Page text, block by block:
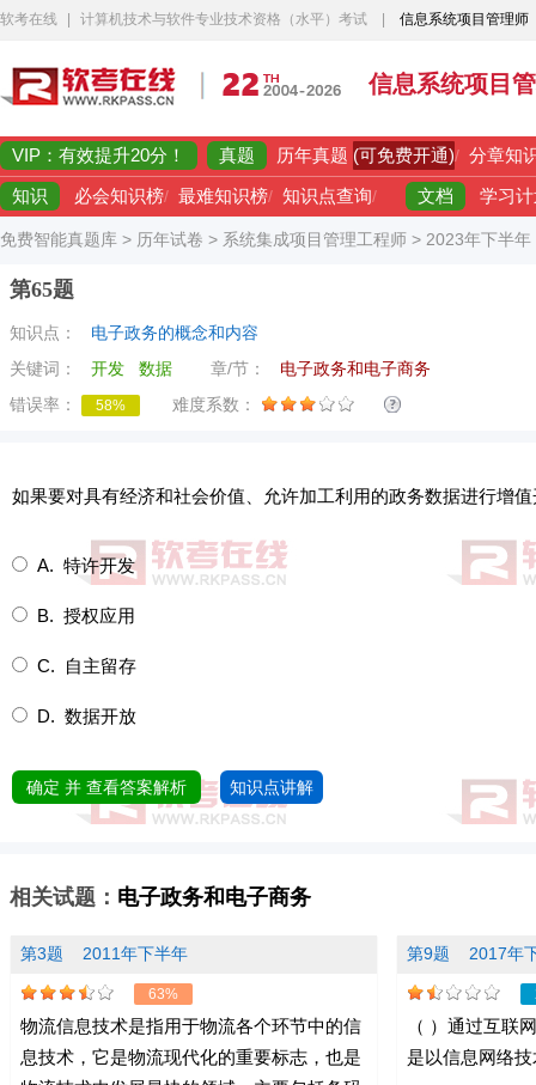
软考在线 计算机技术与软件专业技术资格（水平）考试 信息系统项目管理师
信息系统项目
VIP：有效提升20分！ 真题 历年真题 (可免费开通)/ 分章知
知识 必会知识榜/ 最难知识榜/ 知识点查询/ 文档 学习
免费智能真题库 > 历年试卷 > 系统集成项目管理工程师 > 2023年下半
第65题
知识点：
电子政务的概念和内容
关键词：
开发 数据 章/节：
电子政务和电子商务
错误率：
58% 难度系数：
如果要对具有经济和社会价值、允许加工利用的政务数据进行增
A. 特许开发
B. 授权应用
C. 自主留存
D. 数据开放
确定 并 查看答案解析 知识点讲解
相关试题： 电子政务和电子商务
第3题 2011年下半年
63%
物流信息技术是指用于物流各个环节中的信
息技术，它是物流现代化的重要标志，也是
第9题 2017年
（ ）通过互联
是以信息网络